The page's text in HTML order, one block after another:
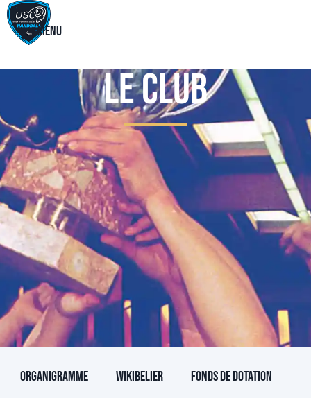
Menu
Le Club
Organigramme Wikibelier Fonds de dotation